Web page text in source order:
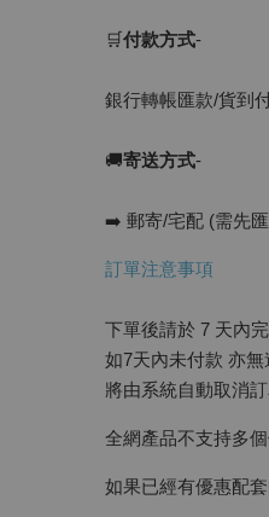
🛒付款方式-
銀行轉帳匯款/貨到
🚚寄送方式-
➡️ 郵寄/宅配 (需先
訂單注意事項
下單後請於 7 天內
如7天內未付款 亦
將由系統自動取消
全網產品不支持多
如果已經有優惠配